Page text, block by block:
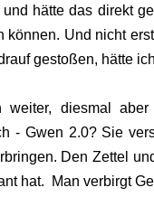
hätte das direkt
können. Und nicht
gestoßen, hätte
diesmal
- Gwen 2.0? Sie
Den Zettel
hat. Man verbirgt